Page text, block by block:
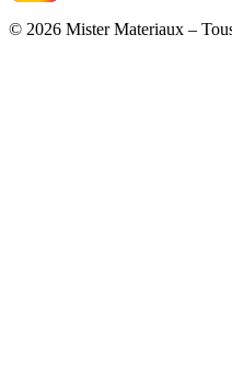
© 2026 Mister Materiaux –